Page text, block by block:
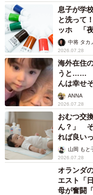
息子が学
と洗って
ッホ 「夜
中将 タカ
2026.07.28
海外在住
うと……
んは幸せ
ANNA
2026.07.28
おむつ交
ん？」 そ
れば良い
てました
山岡 もと
2026.07.28
オランダ
エスト「
母が奮闘